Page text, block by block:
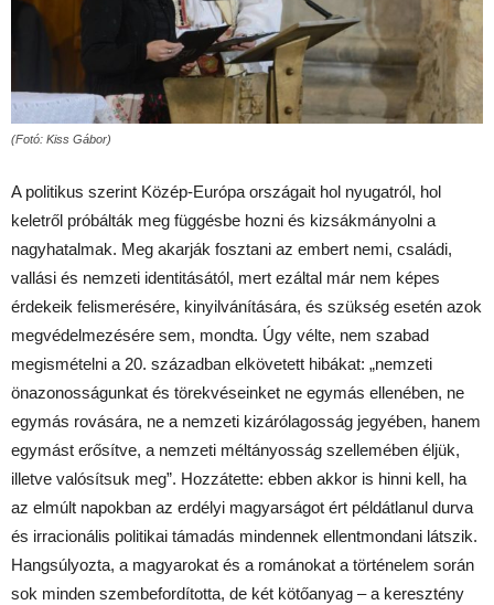
(Fotó: Kiss Gábor)
A politikus szerint Közép-Európa országait hol nyugatról, hol
keletről próbálták meg függésbe hozni és kizsákmányolni a
nagyhatalmak. Meg akarják fosztani az embert nemi, családi,
vallási és nemzeti identitásától, mert ezáltal már nem képes
érdekeik felismerésére, kinyilvánítására, és szükség esetén azok
megvédelmezésére sem, mondta. Úgy vélte, nem szabad
megismételni a 20. században elkövetett hibákat: „nemzeti
önazonosságunkat és törekvéseinket ne egymás ellenében, ne
egymás rovására, ne a nemzeti kizárólagosság jegyében, hanem
egymást erősítve, a nemzeti méltányosság szellemében éljük,
illetve valósítsuk meg”. Hozzátette: ebben akkor is hinni kell, ha
az elmúlt napokban az erdélyi magyarságot ért példátlanul durva
és irracionális politikai támadás mindennek ellentmondani látszik.
Hangsúlyozta, a magyarokat és a románokat a történelem során
sok minden szembefordította, de két kötőanyag – a keresztény